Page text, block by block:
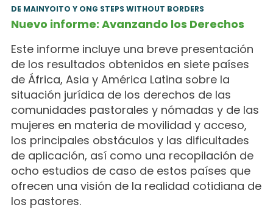
DE MAINYOITO Y ONG STEPS WITHOUT BORDERS
Nuevo informe: Avanzando los Derechos
Este informe incluye una breve presentación
de los resultados obtenidos en siete países
de África, Asia y América Latina sobre la
situación jurídica de los derechos de las
comunidades pastorales y nómadas y de las
mujeres en materia de movilidad y acceso,
los principales obstáculos y las dificultades
de aplicación, así como una recopilación de
ocho estudios de caso de estos países que
ofrecen una visión de la realidad cotidiana de
los pastores.